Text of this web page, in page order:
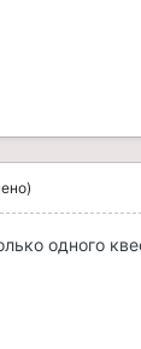
одного